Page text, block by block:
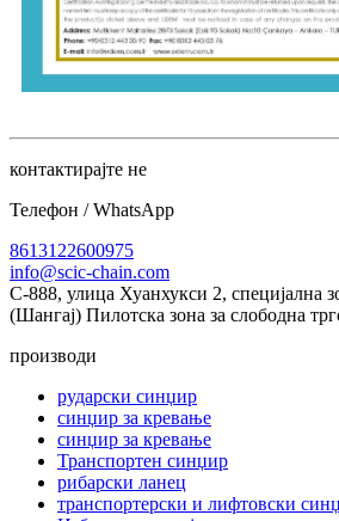
контактирајте не
Телефон / WhatsApp
8613122600975
info@scic-chain.com
C-888, улица Хуанхукси 2, специјална
(Шангај) Пилотска зона за слободна
производи
рударски синџир
синџир за кревање
синџир за кревање
Транспортен синџир
рибарски ланец
транспортерски и лифтовски